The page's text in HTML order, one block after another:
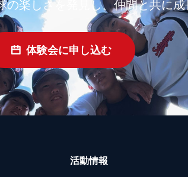
の楽しさを発見し、仲間と共に
体験会に申し込む
活動情報